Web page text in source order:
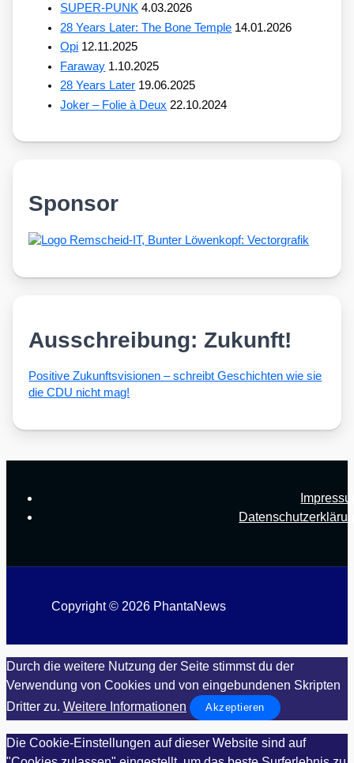
SUPER-PUNK 4.03.2026
28 Years Later: The Bone Temple 14.01.2026
Opi 12.11.2025
Faraway 1.10.2025
28 Years Later 19.06.2025
Joker – Folie à Deux 22.10.2024
Sponsor
Ausschreibung: Zukunft!
Posi­ti­ve Zukunfts­vi­sio­nen – schreibt Geschich­ten wie sie
die CDU nicht mag!
Copyright © 2026 PhantaNews
Durch die weitere Nutzung der Seite stimmst du der
Verwendung von Cookies und von eingebundenen Skripten
Dritter zu. Weitere Informationen Akzeptieren
Die Cookie-Einstellungen auf dieser Website sind auf